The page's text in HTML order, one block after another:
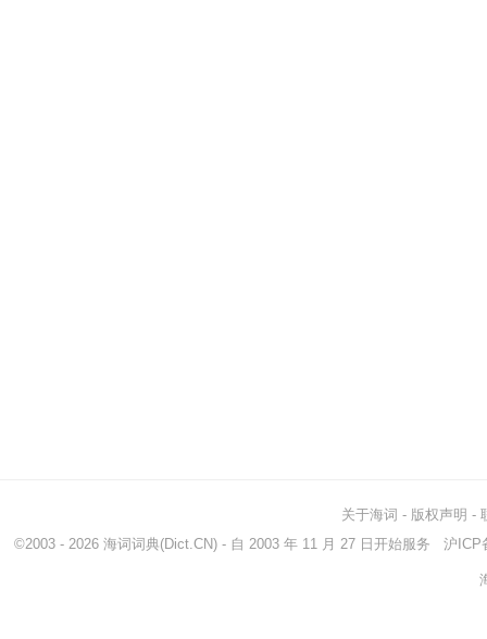
关于海词 - 版权声明 -
©2003 - 2026 海词词典(Dict.CN) - 自 2003 年 11 月 27 日开始服务 沪ICP